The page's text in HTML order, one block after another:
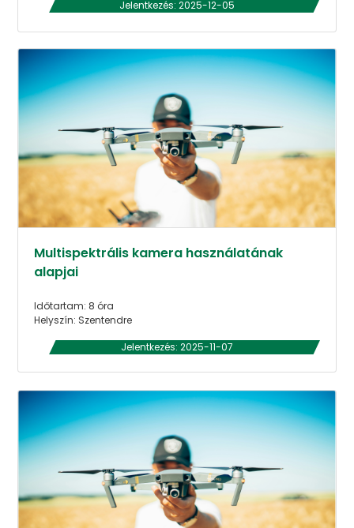
Jelentkezés: 2025-12-05
Multispektrális kamera használatának
alapjai
Időtartam: 8 óra
Helyszín: Szentendre
Jelentkezés: 2025-11-07